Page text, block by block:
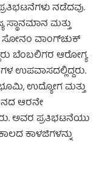
ನಡೆದವು.
ಸ್ಥಾನಮಾನ ಮತ್ತು
ಸೋನಂ ವಾಂಗ್‌ಚುಕ್
ಬೆಂಬಲಿಗರ ಆರೋಗ್ಯ
ಉಪವಾಸದಲ್ಲಿದ್ದರು.
ಉದ್ಯೋಗ ಮತ್ತು
ಆರನೇ
ಅವರ ಪ್ರತಿಭಟನೆಯು
ಕಾಳಜಿಗಳನ್ನು